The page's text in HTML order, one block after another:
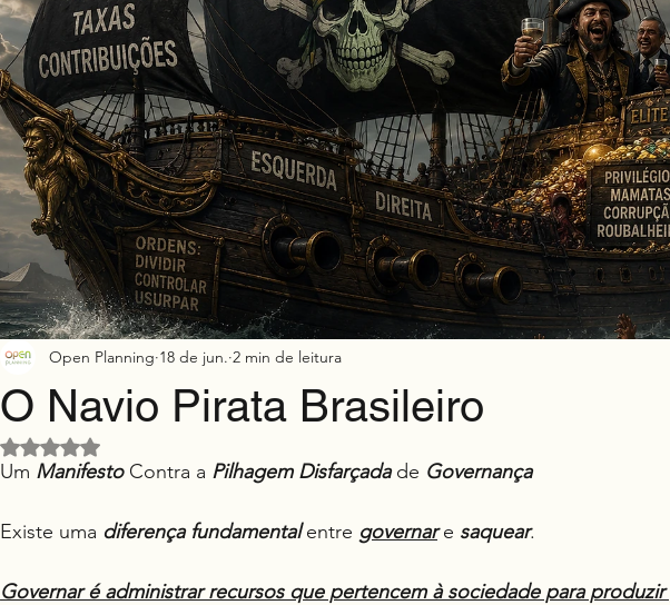
O Navio Pirata Brasileiro
Open Planning 18 de jun. 2 min de leitura
Avaliado com NaN de 5 estrelas.
Um Manifesto Contra a Pilhagem Disfarçada de Governança
Existe uma diferença fundamental entre governar e saquear.
Governar é administrar recursos que pertencem à sociedade para